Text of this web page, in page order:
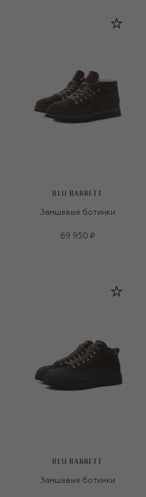
BLU BARRETT
Замшевые ботинки
69 950 ₽
BLU BARRETT
Замшевые ботинки